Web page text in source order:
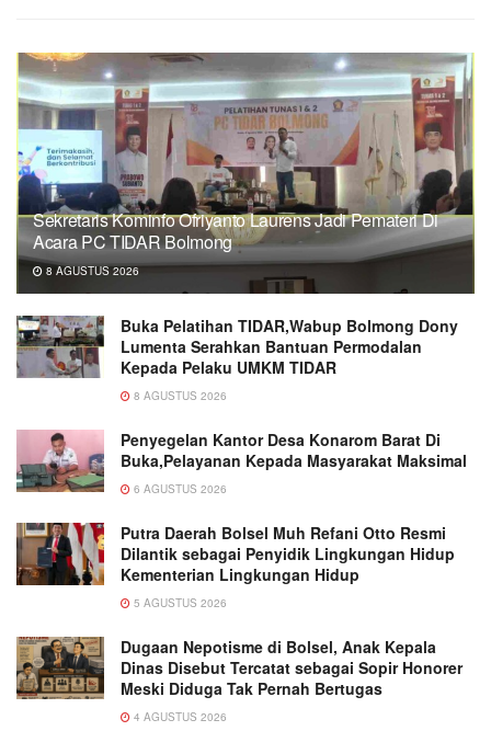
Sekretaris Kominfo Ofriyanto Laurens Jadi Pemateri Di
Acara PC TIDAR Bolmong
8 AGUSTUS 2026
Buka Pelatihan TIDAR,Wabup Bolmong Dony
Lumenta Serahkan Bantuan Permodalan
Kepada Pelaku UMKM TIDAR
8 AGUSTUS 2026
Penyegelan Kantor Desa Konarom Barat Di
Buka,Pelayanan Kepada Masyarakat Maksimal
6 AGUSTUS 2026
Putra Daerah Bolsel Muh Refani Otto Resmi
Dilantik sebagai Penyidik Lingkungan Hidup
Kementerian Lingkungan Hidup
5 AGUSTUS 2026
Dugaan Nepotisme di Bolsel, Anak Kepala
Dinas Disebut Tercatat sebagai Sopir Honorer
Meski Diduga Tak Pernah Bertugas
4 AGUSTUS 2026